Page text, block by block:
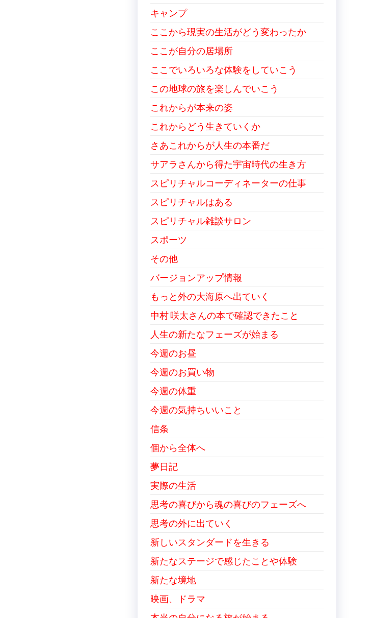
キャンプ
ここから現実の生活がどう変わったか
ここが自分の居場所
ここでいろいろな体験をしていこう
この地球の旅を楽しんでいこう
これからが本来の姿
これからどう生きていくか
さあこれからが人生の本番だ
サアラさんから得た宇宙時代の生き方
スピリチャルコーディネーターの仕事
スピリチャルはある
スピリチャル雑談サロン
スポーツ
その他
バージョンアップ情報
もっと外の大海原へ出ていく
中村 咲太さんの本で確認できたこと
人生の新たなフェーズが始まる
今週のお昼
今週のお買い物
今週の体重
今週の気持ちいいこと
信条
個から全体へ
夢日記
実際の生活
思考の喜びから魂の喜びのフェーズへ
思考の外に出ていく
新しいスタンダードを生きる
新たなステージで感じたことや体験
新たな境地
映画、ドラマ